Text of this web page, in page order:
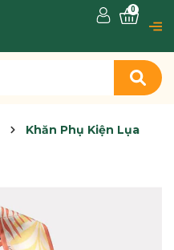
0
Khăn Phụ Kiện Lụa